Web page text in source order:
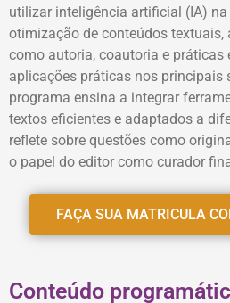
utilizar inteligência artificial (IA)
otimização de conteúdos textuais,
como autoria, coautoria e práticas
aplicações práticas nos principais
programa ensina a integrar
textos eficientes e adaptados a
reflete sobre questões como
o papel do editor como curador
FAÇA SUA MATRICULA
Conteúdo